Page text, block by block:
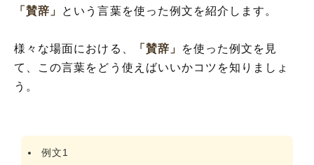
「賛辞」 という言葉を使った例文を紹介します。
様々な場面における、 「賛辞」
を使った例文を見
て、この言葉をどう使えばいいかコツを知りましょ
う。
例文1